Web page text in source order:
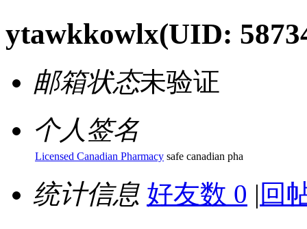
ytawkkowlx(UID:
邮箱状态未验证
个人签名
Licensed Canadian Pharmacy safe canadian pha
统计信息 好友数 0 | 回